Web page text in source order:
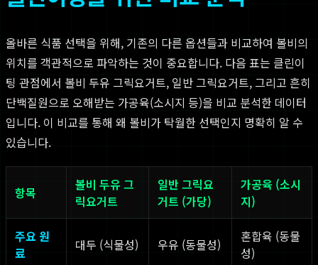
올바른 식품 선택을 위해, 기존의 다른 옵션들과 비교하여 볼비의
위치를 객관적으로 파악하는 것이 중요합니다. 다음 표는 클린이
팅 관점에서 볼비 두유 그릭요거트, 일반 그릭요거트, 그리고 흔히
단백질원으로 오해받는 가공육(소시지 등)을 비교 분석한 데이터
입니다. 이 비교를 통해 왜 볼비가 탁월한 선택인지 명확히 알 수
있습니다.
항목
볼비 두유 그
릭요거트
일반 그릭요
거트 (가당)
가공육 (소시
지)
주요 원
료
대두 (식물성) 우유 (동물성)
혼합육 (동물
성)